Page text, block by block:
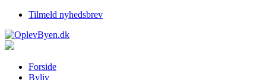
Tilmeld nyhedsbrev
Forside
Byliv